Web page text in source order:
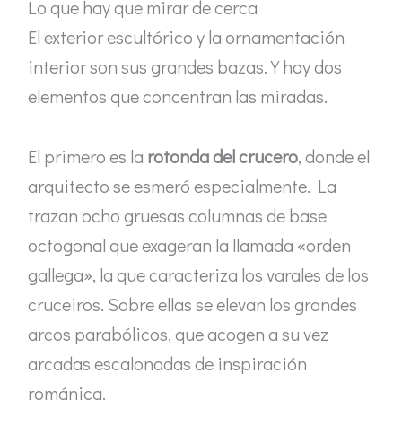
Lo que hay que mirar de cerca
El exterior escultórico y la ornamentación
interior son sus grandes bazas. Y hay dos
elementos que concentran las miradas.
El primero es la rotonda del crucero, donde el
arquitecto se esmeró especialmente. La
trazan ocho gruesas columnas de base
octogonal que exageran la llamada «orden
gallega», la que caracteriza los varales de los
cruceiros. Sobre ellas se elevan los grandes
arcos parabólicos, que acogen a su vez
arcadas escalonadas de inspiración
románica.